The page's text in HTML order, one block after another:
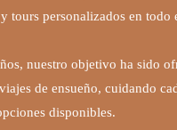
tours personalizados en todo
nuestro objetivo ha sido
de ensueño, cuidando
disponibles.